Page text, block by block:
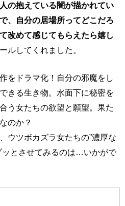
人の抱えている闇が描かれてい
、自分の居場所ってどこだろ
改めて感じてもらえたら嬉し
ルしてくれました。
をドラマ化！自分の邪魔をし
きる生き物。水面下に秘密を
う女たちの欲望と願望。果た
のか？
ウツボカズラ女たちの”濃厚な
ッとさせてみるのは…いかがで